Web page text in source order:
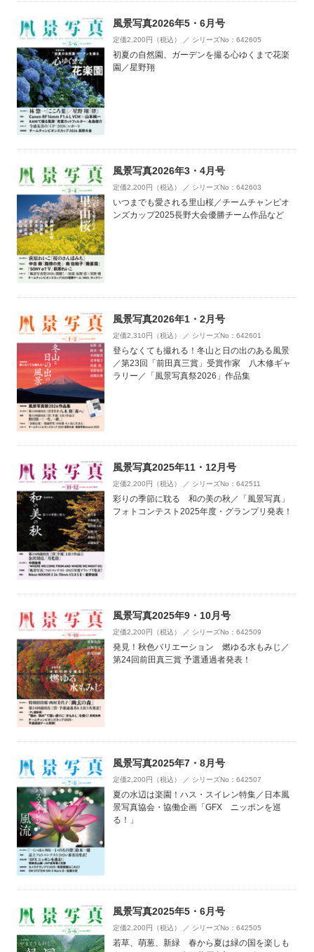
風景写真2026年5・6月号
定価2,200円（税込） ／ シリーズNo：642605
初夏の自然園、ガーデンを撮る心ゆくまで花楽
園／星野翔
風景写真2026年3・4月号
定価2,200円（税込） ／ シリーズNo：642603
いつまでも愛される里山桜／チームチャンピオ
ンズカップ2025長野大会優勝チーム作品など
風景写真2026年1・2月号
定価2,310円（税込） ／ シリーズNo：642601
登らなくても撮れる！冬山と日の出のある風景
／第23回「前田真三賞」受賞作家 八木修ギャ
ラリー／「風景写真祭2026」作品集
風景写真2025年11・12月号
定価2,200円（税込） ／ シリーズNo：642511
彩りの季節に耽る 和の美の秋／「風景写真」
フォトコンテスト2025年度・グランプリ発表！
風景写真2025年9・10月号
定価2,200円（税込） ／ シリーズNo：642509
発見！秋色バリエーション 燃ゆる水もみじ／
第24回前田真三賞 予選通過者発表！
風景写真2025年7・8月号
定価2,200円（税込） ／ シリーズNo：642507
夏の水辺は楽園！ハス・スイレン特集／日本風
景写真協会・協働企画「GFX ニッポンを巡
る！」
風景写真2025年5・6月号
定価2,200円（税込） ／ シリーズNo：642505
若草、萌葱、新緑 春から夏は緑の国を楽しも